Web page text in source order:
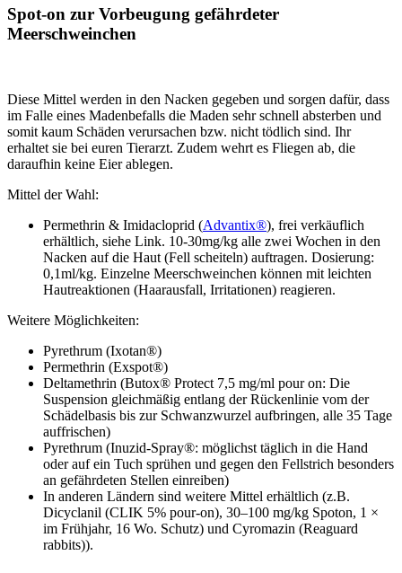
Spot-on zur Vorbeugung gefährdeter
Meerschweinchen
Diese Mittel werden in den Nacken gegeben und sorgen dafür, dass
im Falle eines Madenbefalls die Maden sehr schnell absterben und
somit kaum Schäden verursachen bzw. nicht tödlich sind. Ihr
erhaltet sie bei euren Tierarzt. Zudem wehrt es Fliegen ab, die
daraufhin keine Eier ablegen.
Mittel der Wahl:
Permethrin & Imidacloprid (Advantix®), frei verkäuflich
erhältlich, siehe Link. 10-30mg/kg alle zwei Wochen in den
Nacken auf die Haut (Fell scheiteln) auftragen. Dosierung:
0,1ml/kg. Einzelne Meerschweinchen können mit leichten
Hautreaktionen (Haarausfall, Irritationen) reagieren.
Weitere Möglichkeiten:
Pyrethrum (Ixotan®)
Permethrin (Exspot®)
Deltamethrin (Butox® Protect 7,5 mg/ml pour on: Die
Suspension gleichmäßig entlang der Rückenlinie vom der
Schädelbasis bis zur Schwanzwurzel aufbringen, alle 35 Tage
auffrischen)
Pyrethrum (Inuzid-Spray®: möglichst täglich in die Hand
oder auf ein Tuch sprühen und gegen den Fellstrich besonders
an gefährdeten Stellen einreiben)
In anderen Ländern sind weitere Mittel erhältlich (z.B.
Dicyclanil (CLIK 5% pour-on), 30–100 mg/kg Spoton, 1 ×
im Frühjahr, 16 Wo. Schutz) und Cyromazin (Reaguard
rabbits)).